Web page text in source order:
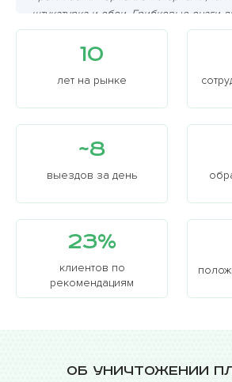
штукатурка и обои. Грибковые очаги
влажные условия, чаще встречаются
помещениях, ваннах и на кухонных
чёрная, зелёная, белая, синяя и даже
подвалы и ванны.
Основные типы:
Зелёная встречается на сырых
поверхностях или в тёплых
помещениях, таких как кухни.
Белая растёт на пористых
методы борьбы, такие как уксус,
10
лет на рынке
~8
выездов за день
23%
клиентов по
рекомендациям
Об уничтожении